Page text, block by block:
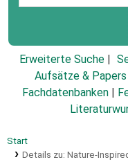
Erweiterte Suche
Aufsätze & Papers
Fachdatenbanken
Start
Details zu: Nature-